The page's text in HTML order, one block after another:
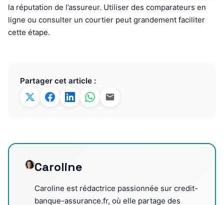
la réputation de l’assureur. Utiliser des comparateurs en
ligne ou consulter un courtier peut grandement faciliter
cette étape.
Partager cet article :
Caroline
Caroline est rédactrice passionnée sur credit-
banque-assurance.fr, où elle partage des